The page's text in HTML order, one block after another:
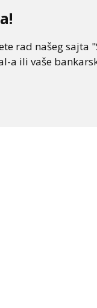
rad našeg sajta
a ili vaše